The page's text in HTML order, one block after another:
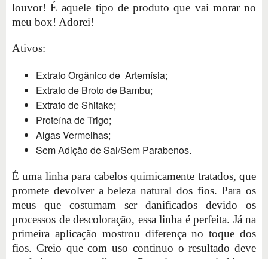
louvor! É aquele tipo de produto que vai morar no
meu box! Adorei!
Ativos:
Extrato Orgânico de Artemísia;
Extrato de Broto de Bambu;
Extrato de Shitake;
Proteína de Trigo;
Algas Vermelhas;
Sem Adição de Sal/Sem Parabenos.
É uma linha para cabelos quimicamente tratados, que
promete devolver a beleza natural dos fios. Para os
meus que costumam ser danificados devido os
processos de descoloração, essa linha é perfeita. Já na
primeira aplicação mostrou diferença no toque dos
fios. Creio que com uso continuo o resultado deve